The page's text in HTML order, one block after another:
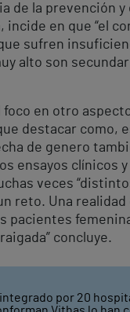
de la prevención
incide en que “el
sufren
alto son
foco en otro
destacar como,
de genero
ensayos clínicos
veces
reto. Una
pacientes
concluye.
por 20